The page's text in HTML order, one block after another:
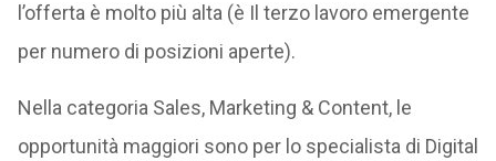
l’offerta è molto più alta (è Il terzo lavoro emergente
per numero di posizioni aperte).
Nella categoria Sales, Marketing & Content, le
opportunità maggiori sono per lo specialista di Digital